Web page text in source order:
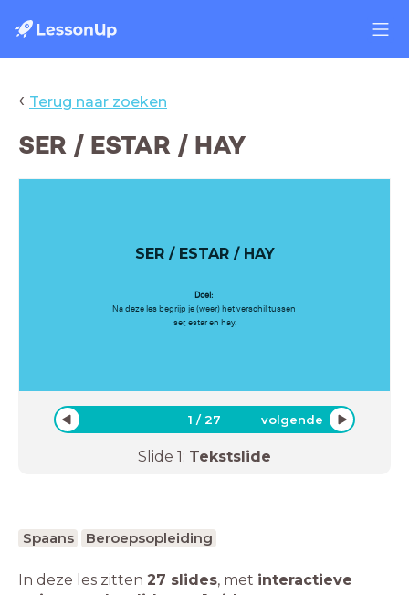
‹ Terug naar zoeken
SER / ESTAR / HAY
SER / ESTAR / HAY
Doel:
Na deze les begrijp je (weer) het verschil tussen
ser, estar en hay.
1 /27 volgende
Slide 1: Tekstslide
Spaans Beroepsopleiding
In deze les zitten 27 slides, met interactieve